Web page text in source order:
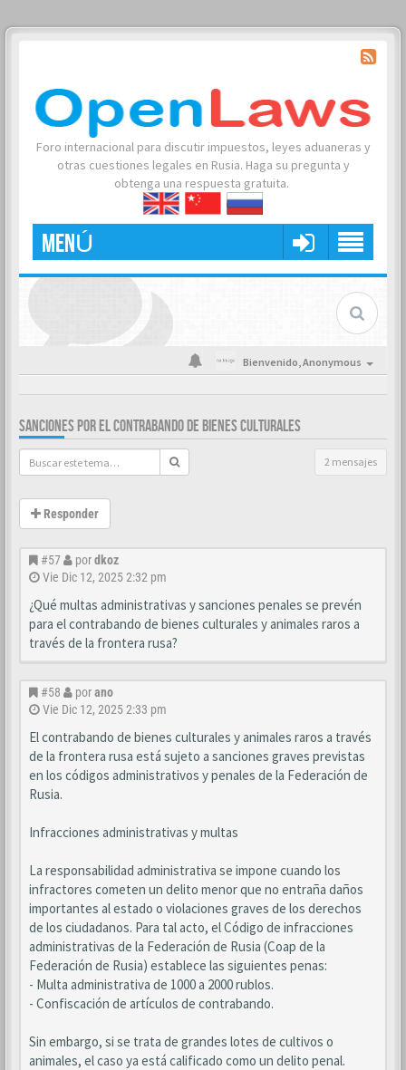
Foro internacional para discutir impuestos, leyes aduaneras y
otras cuestiones legales en Rusia. Haga su pregunta y
obtenga una respuesta gratuita.
MENÚ
Bienvenido,Anonymous
SANCIONES POR EL CONTRABANDO DE BIENES CULTURALES
2 mensajes
Responder
#57 pordkoz
Vie Dic 12, 2025 2:32 pm
¿Qué multas administrativas y sanciones penales se prevén
para el contrabando de bienes culturales y animales raros a
través de la frontera rusa?
#58 porano
Vie Dic 12, 2025 2:33 pm
El contrabando de bienes culturales y animales raros a través
de la frontera rusa está sujeto a sanciones graves previstas
en los códigos administrativos y penales de la Federación de
Rusia.
Infracciones administrativas y multas
La responsabilidad administrativa se impone cuando los
infractores cometen un delito menor que no entraña daños
importantes al estado o violaciones graves de los derechos
de los ciudadanos. Para tal acto, el Código de infracciones
administrativas de la Federación de Rusia (Coap de la
Federación de Rusia) establece las siguientes penas:
- Multa administrativa de 1000 a 2000 rublos.
- Confiscación de artículos de contrabando.
Sin embargo, si se trata de grandes lotes de cultivos o
animales, el caso ya está calificado como un delito penal.